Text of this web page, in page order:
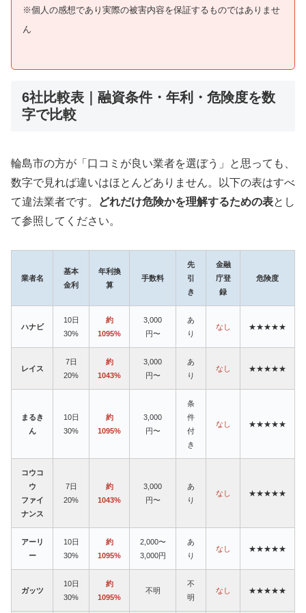
※個人の感想であり実際の被害内容を保証するものではありませ
ん
6社比較表｜融資条件・年利・危険度を数
字で比較
輪島市の方が「口コミが良い業者を選ぼう」と思っても、
数字で見れば違いはほとんどありません。以下の表はすべ
て違法業者です。
どれだけ危険かを理解するための表とし
て参照してください。
業者名
基本
金利
年利換
算
手数料
先
引
き
金融
庁登
録
危険度
ハナビ
10日
30%
約
1095%
3,000
円〜
あ
り
なし ★★★★★
レイス
7日
20%
約
1043%
3,000
円〜
あ
り
なし ★★★★★
まるき
ん
10日
30%
約
1095%
3,000
円〜
条
件
付
き
なし ★★★★★
コウコ
ウ
ファイ
ナンス
7日
20%
約
1043%
3,000
円〜
あ
り
なし ★★★★★
アーリ
ー
10日
30%
約
1095%
2,000〜
3,000円
あ
り
なし ★★★★★
ガッツ
10日
30%
約
1095%
不明
不
明
なし ★★★★★